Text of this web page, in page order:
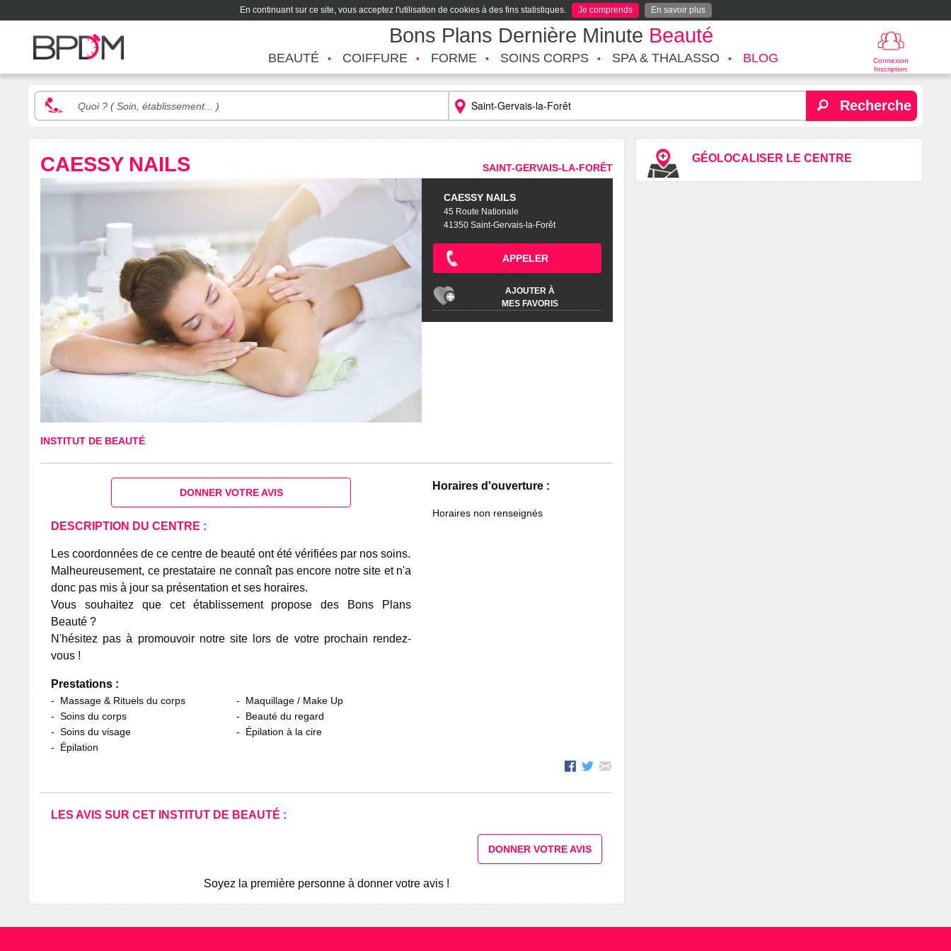
En continuant sur ce site, vous acceptez l'utilisation de cookies à des fins statistiques. Je comprends En savoir plus
Bons Plans Dernière Minute Beauté
Connexion
Inscription
BEAUTÉ COIFFURE FORME SOINS CORPS SPA & THALASSO BLOG
Recherche
GÉOLOCALISER LE CENTRE
CAESSY NAILS SAINT-GERVAIS-LA-FORÊT
CAESSY NAILS
45 Route Nationale
41350 Saint-Gervais-la-Forêt
APPELER
AJOUTER À
MES FAVORIS
INSTITUT DE BEAUTÉ
Horaires d'ouverture :
Horaires non renseignés
DONNER VOTRE AVIS
DESCRIPTION DU CENTRE :
Les coordonnées de ce centre de beauté ont été vérifiées par nos soins.
Malheureusement, ce prestataire ne connaît pas encore notre site et n'a
donc pas mis à jour sa présentation et ses horaires.
Vous souhaitez que cet établissement propose des Bons Plans
Beauté ?
N'hésitez pas à promouvoir notre site lors de votre prochain rendez-
vous !
Prestations :
Massage & Rituels du corps
Soins du corps
Soins du visage
Épilation
Maquillage / Make Up
Beauté du regard
Épilation à la cire
LES AVIS SUR CET INSTITUT DE BEAUTÉ :
DONNER VOTRE AVIS
Soyez la première personne à donner votre avis !